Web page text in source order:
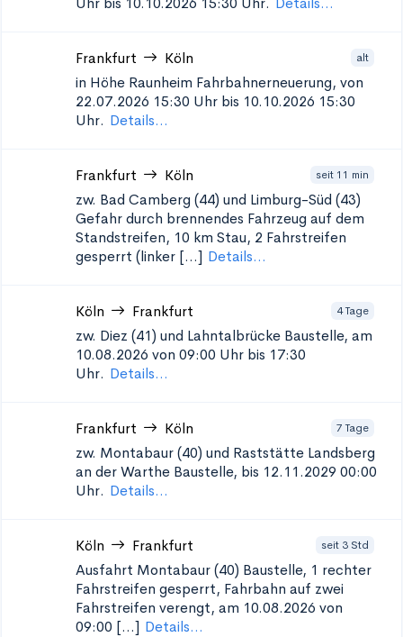
Frankfurt Köln alt
in Höhe Raunheim Fahrbahnerneuerung, von
22.07.2026 15:30 Uhr bis 10.10.2026 15:30
Uhr. Details...
Frankfurt Köln seit 11 min
zw. Bad Camberg (44) und Limburg-Süd (43)
Gefahr durch brennendes Fahrzeug auf dem
Standstreifen, 10 km Stau, 2 Fahrstreifen
gesperrt (linker [...] Details...
Köln Frankfurt 4 Tage
zw. Diez (41) und Lahntalbrücke Baustelle, am
10.08.2026 von 09:00 Uhr bis 17:30
Uhr. Details...
Frankfurt Köln 7 Tage
zw. Montabaur (40) und Raststätte Landsberg
an der Warthe Baustelle, bis 12.11.2029 00:00
Uhr. Details...
Köln Frankfurt seit 3 Std
Ausfahrt Montabaur (40) Baustelle, 1 rechter
Fahrstreifen gesperrt, Fahrbahn auf zwei
Fahrstreifen verengt, am 10.08.2026 von
09:00 [...] Details...